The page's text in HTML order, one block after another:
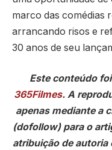
marco das comédias
arrancando risos e
30 anos de seu
Este conteúdo
365Filmes. A
apenas mediante a
(dofollow) para o
atribuição de autoria